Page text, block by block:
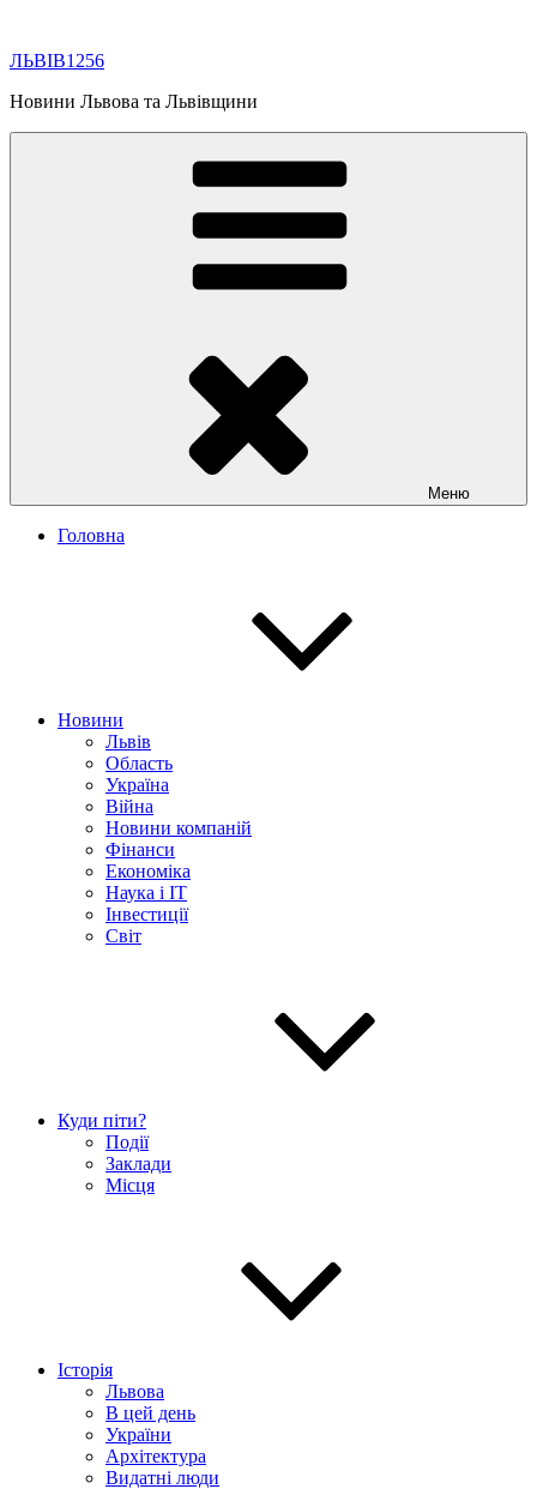
вмісту
ЛЬВІВ1256
Новини Львова та Львівщини
Меню
Головна
Новини
Львів
Область
Україна
Війна
Новини компаній
Фінанси
Економіка
Наука і IT
Інвестиції
Світ
Куди піти?
Події
Заклади
Місця
Історія
Львова
В цей день
України
Архітектура
Видатні люди